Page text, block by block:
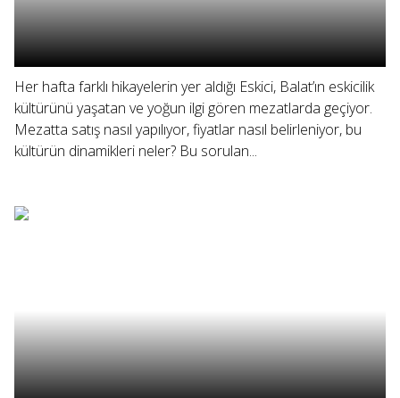
Her hafta farklı hikayelerin yer aldığı Eskici, Balat’ın eskicilik
kültürünü yaşatan ve yoğun ilgi gören mezatlarda geçiyor.
Mezatta satış nasıl yapılıyor, fiyatlar nasıl belirleniyor, bu
kültürün dinamikleri neler? Bu sorulan...